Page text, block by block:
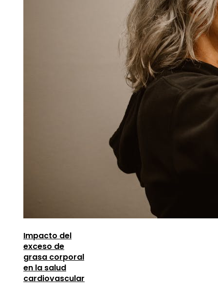
Impacto del
exceso de
grasa corporal
en la salud
cardiovascular